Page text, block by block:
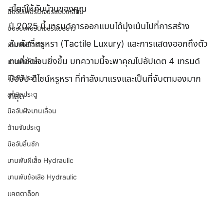
มือจับเฟอร์นิเจอร์แบบเหลี่ยม
มือจับเฟอร์นิเจอร์แบบยาว
บานพับข้อเสือ
บานพับผีเสื้อ
มือจับประตู
ลูกบิดประตู
มือจับฝังบานเลื่อน
ด้ามจับประตู
มือจับลิ้นชัก
บานพับผีเสื้อ Hydraulic
บานพับข้อเสือ Hydraulic
แคตตาล็อก
สไตล์ให้กับบ้านของคุณ
ปี 2025 นี้ เทรนด์การออกแบบได้มุ่งเน้นไปที่การสร้าง
สัมผัสที่หรูหรา (Tactile Luxury) และการแสดงออกถึงตัว
ตนที่ชัดเจนยิ่งขึ้น บทความนี้จะพาคุณไปอัปเดต 4 เทรนด์
มือจับ ดีไซน์หรูหรา ที่กำลังมาแรงและเป็นที่จับตามองมาก
ที่สุด